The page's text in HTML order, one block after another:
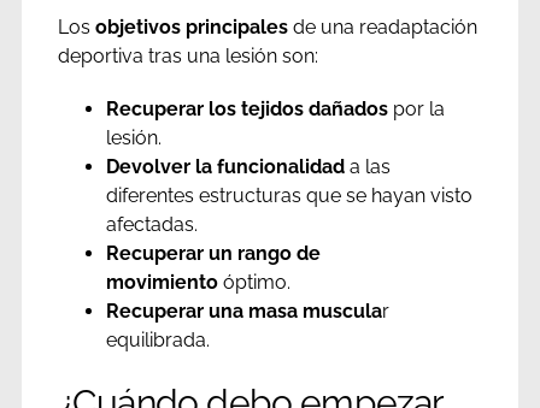
Los objetivos principalesde una readaptación
deportiva tras una lesión son:
Recuperar los tejidos dañadospor la
lesión.
Devolver la funcionalidada las
diferentes estructuras que se hayan visto
afectadas.
Recuperar un rango de
movimientoóptimo.
Recuperar una masa muscular
equilibrada.